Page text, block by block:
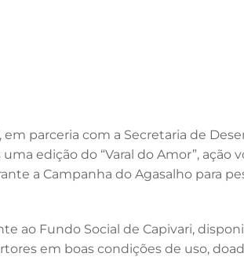
em parceria com a Secretaria de
edição do “Varal do Amor”, ação
a Campanha do Agasalho para
ao Fundo Social de Capivari,
em boas condições de uso,